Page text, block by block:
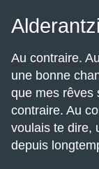
Au contraire.
une bonne
que mes rêves
contraire. Au
voulais te dire,
depuis